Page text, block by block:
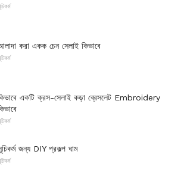
করা একক চেন সেলাই কিভাবে
একটি ক্রস-সেলাই কড়া ব্রেসলেট Embroidery
জন্য DIY প্রকল্প ঘাম